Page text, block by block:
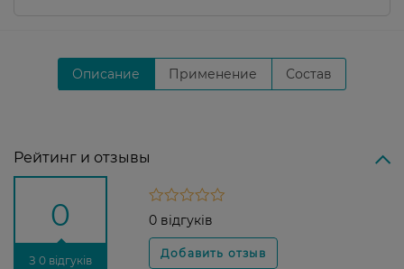
Описание Применение Состав
Рейтинг и отзывы
0
З 0 відгуків
0 відгуків